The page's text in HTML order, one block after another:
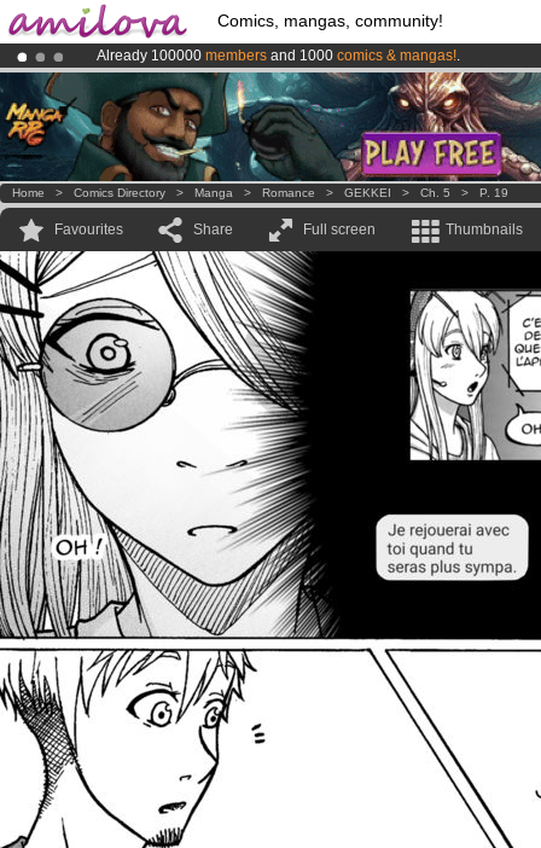
Comics, mangas, community!
Already 100000 members and 1000 comics & mangas!.
AmilovaKickstarter is now LIVE!.
Premium membership from3.95 euros per month !Get membership
Home > Comics Directory > Manga > Romance > GEKKEI > Ch. 5 > P. 19
Favourites Share Full screen Thumbnails